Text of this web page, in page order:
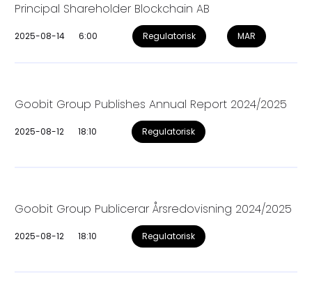
Principal Shareholder Blockchain AB
2025-08-14 6:00 Regulatorisk MAR
Goobit Group Publishes Annual Report 2024/2025
2025-08-12 18:10 Regulatorisk
Goobit Group Publicerar Årsredovisning 2024/2025
2025-08-12 18:10 Regulatorisk